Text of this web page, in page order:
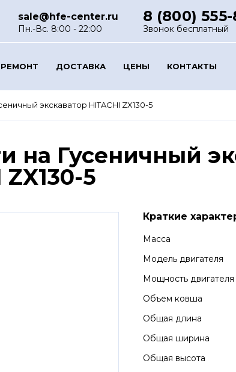
sale@hfe-center.ru
Пн.-Вс. 8:00 - 22:00
8 (800)
Звонок бесплатный
РЕМОНТ ДОСТАВКА ЦЕНЫ КОНТАКТЫ
экскаватор HITACHI ZX130-5
на Гусеничный
ZX130-5
Краткие
Масса
Модель двигателя
Мощность двигателя
Объем ковша
Общая длина
Общая ширина
Общая высота